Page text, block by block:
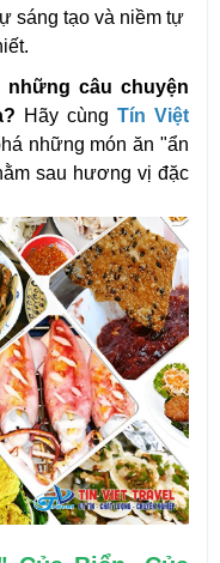
sáng tạo và niềm tự
những câu chuyện
Hãy cùng Tín Việt
những món ăn "ẩn
sau hương vị đặc